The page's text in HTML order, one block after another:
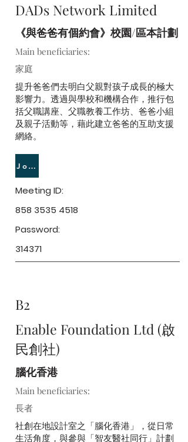
DADs Network Limited
《與爸爸有個約會》校園/區本計劃
Main beneficiaries:
家庭
Join Meeting
提升爸爸們去明白父親對孩子成長的極大
影響力。透過與學校和機構合作，推行包
括父職講座、父職教養工作坊、爸爸小組
及親子活動等，藉此建立爸爸的互助支援
網絡。
Meeting ID:
858 3535 4518
Password:
314371
B2
Enable Foundation Ltd (啟
民創社)
腦化香港
Main beneficiaries:
長者
社創在地設計室之「腦化香港」，從日常
生活角度，與參與「智友醫社同行」計劃